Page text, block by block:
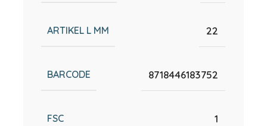
ARTIKEL L MM 22
BARCODE 8718446183752
FSC 1